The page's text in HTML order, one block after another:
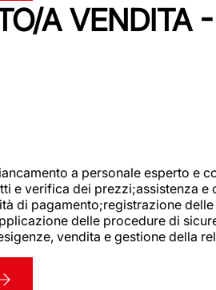
A VENDITA
a personale esperto
e verifica dei prezzi;assistenza
di pagamento;registrazione
delle procedure di
vendita e gestione della